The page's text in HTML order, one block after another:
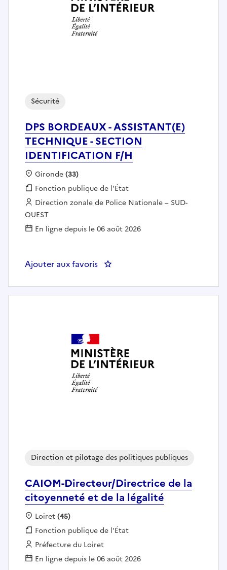
DPS BORDEAUX - ASSISTANT(E)
TECHNIQUE - SECTION
IDENTIFICATION F/H
Sécurité
Localisation :
Gironde(33)
Fonction publique :
Fonction publique de l'État
Employeur :
Direction zonale de Police Nationale – SUD-
OUEST
En ligne depuis le 06 août 2026
Ajouter aux favoris : DPS BORDEAUX -
CAIOM-Directeur/Directrice de la
citoyenneté et de la légalité
Direction et pilotage des politiques publiques
Localisation :
Loiret(45)
Fonction publique :
Fonction publique de l'État
Employeur :
Préfecture du Loiret
En ligne depuis le 06 août 2026